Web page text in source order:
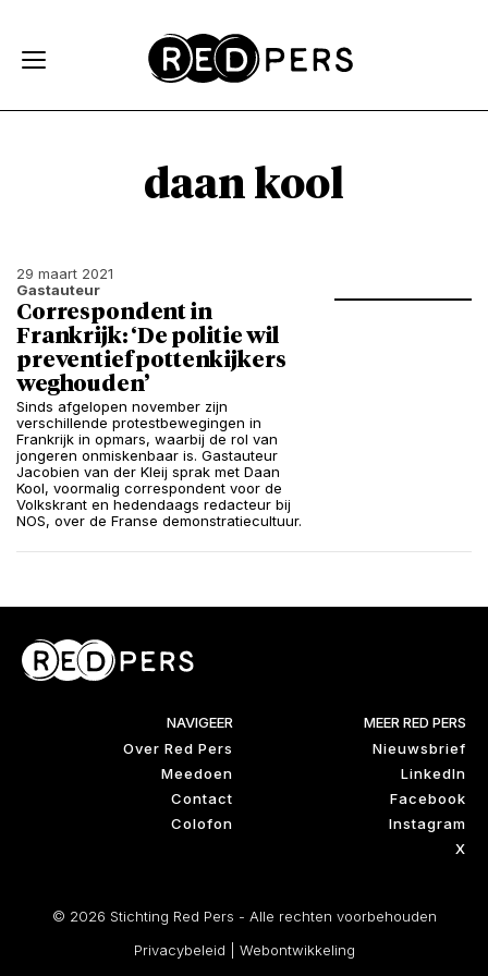
daan kool
29 maart 2021
Gastauteur
Correspondent in
Frankrijk: ‘De politie wil
preventief pottenkijkers
weghouden’
Sinds afgelopen november zijn
verschillende protestbewegingen in
Frankrijk in opmars, waarbij de rol van
jongeren onmiskenbaar is. Gastauteur
Jacobien van der Kleij sprak met Daan
Kool, voormalig correspondent voor de
Volkskrant en hedendaags redacteur bij
NOS, over de Franse demonstratiecultuur.
NAVIGEER
Over Red Pers
Meedoen
Contact
Colofon
MEER RED PERS
Nieuwsbrief
LinkedIn
Facebook
Instagram
X
© 2026 Stichting Red Pers - Alle rechten voorbehouden
Privacybeleid
Webontwikkeling